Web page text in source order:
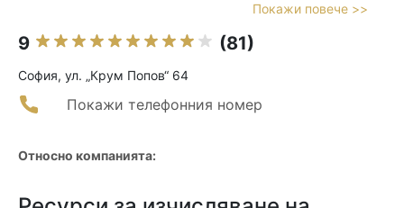
Покажи повече >>
9 (81)
София, ул. „Крум Попов“ 64
Покажи телефонния номер
Относно компанията: